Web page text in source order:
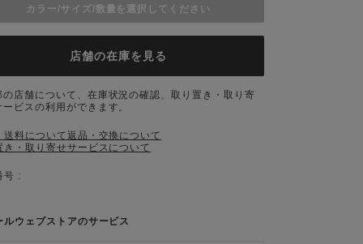
カラー/サイズ/数量を選択してください
店舗の在庫を見る
の店舗について、在庫状況の確認、取り置き・取り寄
ービスの利用ができます。
送料について返品・交換について
き・取り寄せサービスについて
号 :
ルウェブストアのサービス